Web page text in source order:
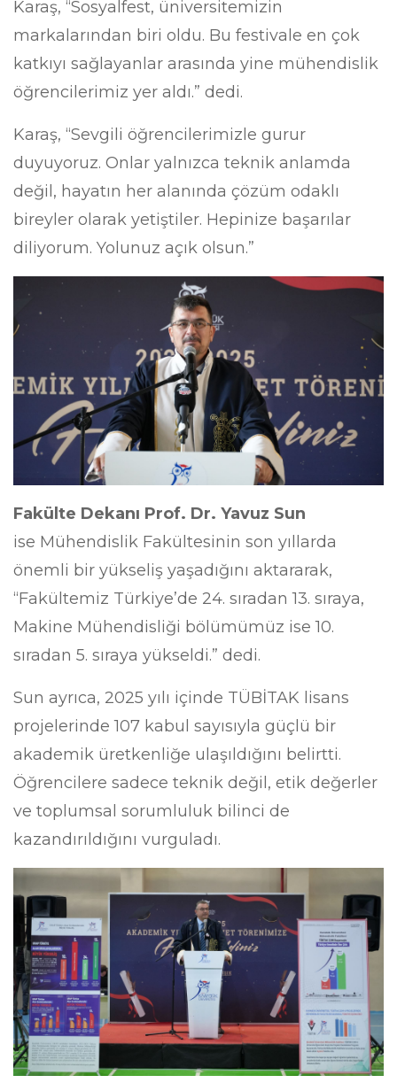
Karaş, “Sosyalfest, üniversitemizin
markalarından biri oldu. Bu festivale en çok
katkıyı sağlayanlar arasında yine mühendislik
öğrencilerimiz yer aldı.” dedi.
Karaş, “Sevgili öğrencilerimizle gurur
duyuyoruz. Onlar yalnızca teknik anlamda
değil, hayatın her alanında çözüm odaklı
bireyler olarak yetiştiler. Hepinize başarılar
diliyorum. Yolunuz açık olsun.”
Fakülte Dekanı Prof. Dr. Yavuz Sun
ise Mühendislik Fakültesinin son yıllarda
önemli bir yükseliş yaşadığını aktararak,
“Fakültemiz Türkiye’de 24. sıradan 13. sıraya,
Makine Mühendisliği bölümümüz ise 10.
sıradan 5. sıraya yükseldi.” dedi.
Sun ayrıca, 2025 yılı içinde TÜBİTAK lisans
projelerinde 107 kabul sayısıyla güçlü bir
akademik üretkenliğe ulaşıldığını belirtti.
Öğrencilere sadece teknik değil, etik değerler
ve toplumsal sorumluluk bilinci de
kazandırıldığını vurguladı.